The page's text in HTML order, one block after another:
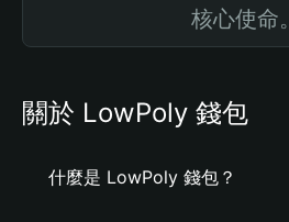
核心使命。
關於 LowPoly 錢包
什麼是 LowPoly 錢包？